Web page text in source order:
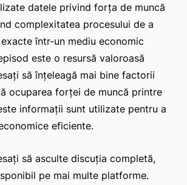
datele privind forța de muncă
complexitatea procesului de a
într-un mediu economic
este o resursă valoroasă
să înțeleagă mai bine factorii
ocuparea forței de muncă printre
informații sunt utilizate pentru a
eficiente.
să asculte discuția completă,
pe mai multe platforme.